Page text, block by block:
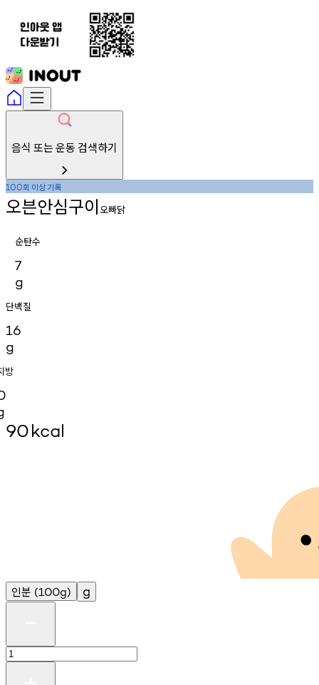
음식 또는 운동 검색하기
100회 이상기록
오븐안심구이 오빠닭
순탄수
7
g
단백질
16
g
방
90kcal
인분 (100g) g